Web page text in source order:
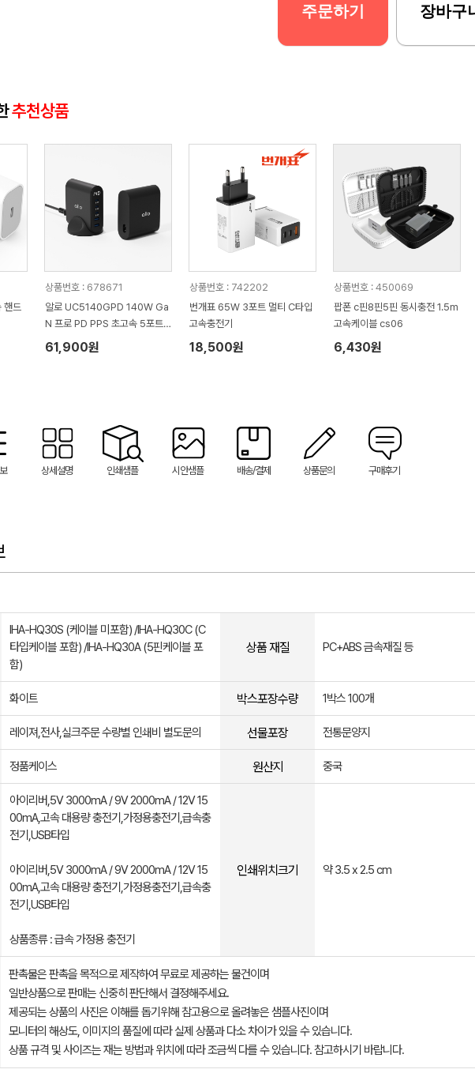
주문하기 장바구
추천상품
핸드
상품번호 : 678671
알로 UC5140GPD 140W Ga
N 프로 PD PPS 초고속 5포트
멀티충전기
61,900원
상품번호 : 742202
번개표 65W 3포트 멀티 C타입
고속충전기
18,500원
상품번호 : 450069
팝폰 c핀8핀5핀 동시충전 1.5m
고속케이블 cs06
6,430원
상세설명 인쇄샘플 시안샘플 배송/결제 상품문의 구매후기
IHA-HQ30S (케이블 미포함) /IHA-HQ30C (C
타입케이블 포함) /IHA-HQ30A (5핀케이블 포
함)
상품 재질 PC+ABS 금속재질 등
화이트 박스포장수량 1박스 100개
레이져,전사,실크주문 수량별 인쇄비 별도문의 선물포장 전통문양지
정품케이스 원산지 중국
아이리버,5V 3000mA / 9V 2000mA / 12V 15
00mA,고속 대용량 충전기,가정용충전기,급속충
전기,USB타입
아이리버,5V 3000mA / 9V 2000mA / 12V 15
00mA,고속 대용량 충전기,가정용충전기,급속충
전기,USB타입
상품종류 : 급속 가정용 충전기
인쇄위치크기 약 3.5 x 2.5 cm
판촉물은 판촉을 목적으로 제작하여 무료로 제공하는 물건이며
일반상품으로 판매는 신중히 판단해서 결정해주세요.
제공되는 상품의 사진은 이해를 돕기위해 참고용으로 올려놓은 샘플사진이며
모니터의 해상도, 이미지의 품질에 따라 실제 상품과 다소 차이가 있을 수 있습니다.
상품 규격 및 사이즈는 재는 방법과 위치에 따라 조금씩 다를 수 있습니다. 참고하시기 바랍니다.